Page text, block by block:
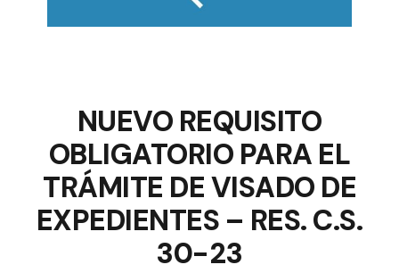
NUEVO REQUISITO
OBLIGATORIO PARA EL
TRÁMITE DE VISADO DE
EXPEDIENTES – RES. C.S.
30-23